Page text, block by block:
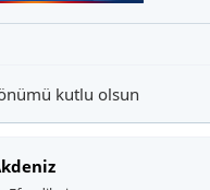
kutlu olsun